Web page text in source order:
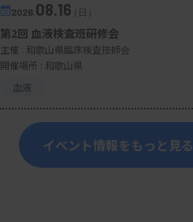
2026. 08.16（日）
第2回 血液検査班研修会
主催 : 和歌山県臨床検査技師会
開催場所 : 和歌山県
血液
イベント情報をもっと見る